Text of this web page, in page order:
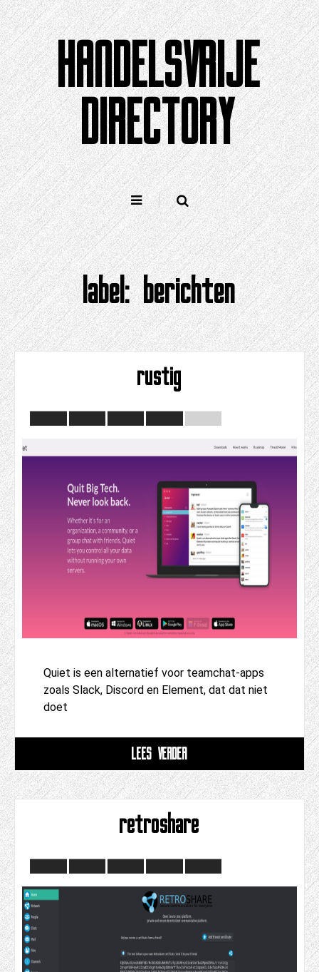
Doorgaan
naar
artikel
HANDELSVRIJE
DIRECTORY
label:berichten
rustig
Quiet is een alternatief voor teamchat-apps
zoals Slack, Discord en Element, dat dat niet
doet
LEES VERDER
retroshare